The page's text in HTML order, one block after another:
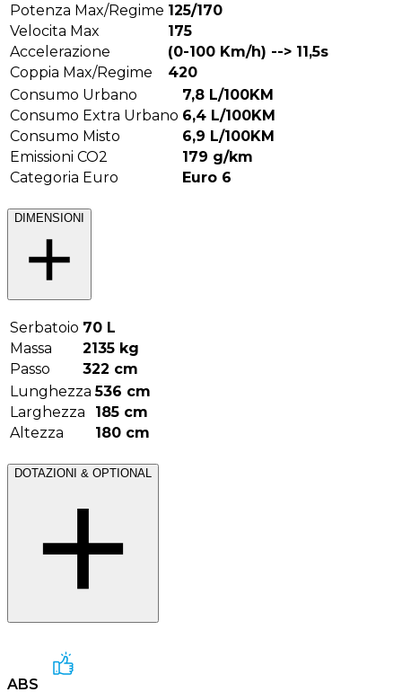
Potenza Max/Regime 125/170
Velocita Max
175
Accelerazione
(0-100 Km/h) --> 11,5s
Coppia Max/Regime
420
Consumo Urbano
7,8 L/100KM
Consumo Extra Urbano 6,4 L/100KM
Consumo Misto
6,9 L/100KM
Emissioni CO2
179 g/km
Categoria Euro
Euro 6
DIMENSIONI
Serbatoio 70 L
Massa
2135 kg
Passo
322 cm
Lunghezza 536 cm
Larghezza
185 cm
Altezza
180 cm
DOTAZIONI & OPTIONAL
ABS